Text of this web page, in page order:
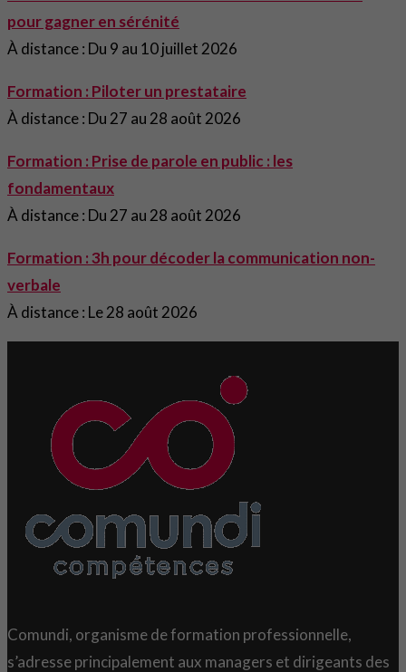
pour gagner en sérénité
À distance : Du 9 au 10 juillet 2026
Formation : Piloter un prestataire
À distance : Du 27 au 28 août 2026
Formation : Prise de parole en public : les
fondamentaux
À distance : Du 27 au 28 août 2026
Formation : 3h pour décoder la communication non-
verbale
À distance : Le 28 août 2026
Comundi, organisme de formation professionnelle,
s’adresse principalement aux managers et dirigeants des